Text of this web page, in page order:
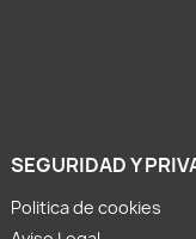
SEGURIDAD Y
Politica de cookies